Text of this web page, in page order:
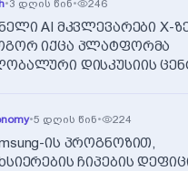
•3 დღის წინ• 246
AI მკვლევარები X-
იქცა პლატფორმა
დისკუსიის
•5 დღის წინ• 224
ის პროგნოზით,
ჩიპების